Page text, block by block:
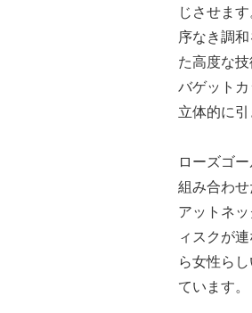
じさせま
序なき調
た高度な
バゲット
立体的に引
ローズゴ
組み合わ
アットネ
ィスクが
ら女性ら
ています。